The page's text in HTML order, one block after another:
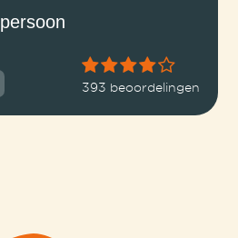
393 beoordelingen